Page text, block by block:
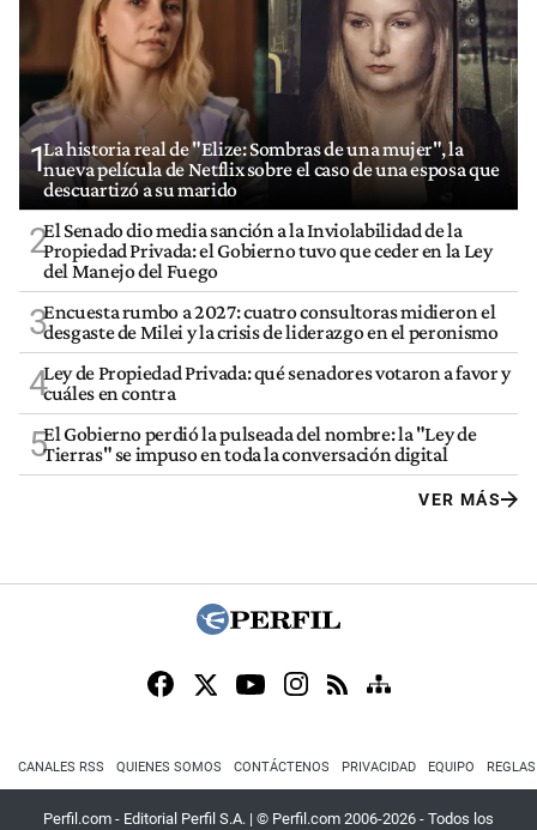
1La historia real de "Elize: Sombras de una mujer", la
nueva película de Netflix sobre el caso de una esposa que
descuartizó a su marido
2El Senado dio media sanción a la Inviolabilidad de la
Propiedad Privada: el Gobierno tuvo que ceder en la Ley
del Manejo del Fuego
3Encuesta rumbo a 2027: cuatro consultoras midieron el
desgaste de Milei y la crisis de liderazgo en el peronismo
4Ley de Propiedad Privada: qué senadores votaron a favor y
cuáles en contra
5El Gobierno perdió la pulseada del nombre: la "Ley de
Tierras" se impuso en toda la conversación digital
VER MÁS
CANALES RSS QUIENES SOMOS CONTÁCTENOS PRIVACIDAD EQUIPO
Perfil.com - Editorial Perfil S.A. | © Perfil.com 2006-2026 - Todos los